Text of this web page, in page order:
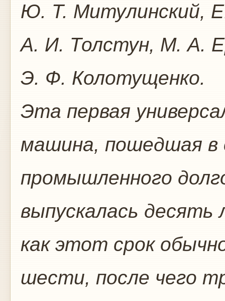
Ю. Т. Митулинский,
А. И. Толстун, М. А.
Э. Ф. Колотущенко.
Эта первая
машина, пошедшая в
промышленного
выпускалась
как этот срок
шести, после чего